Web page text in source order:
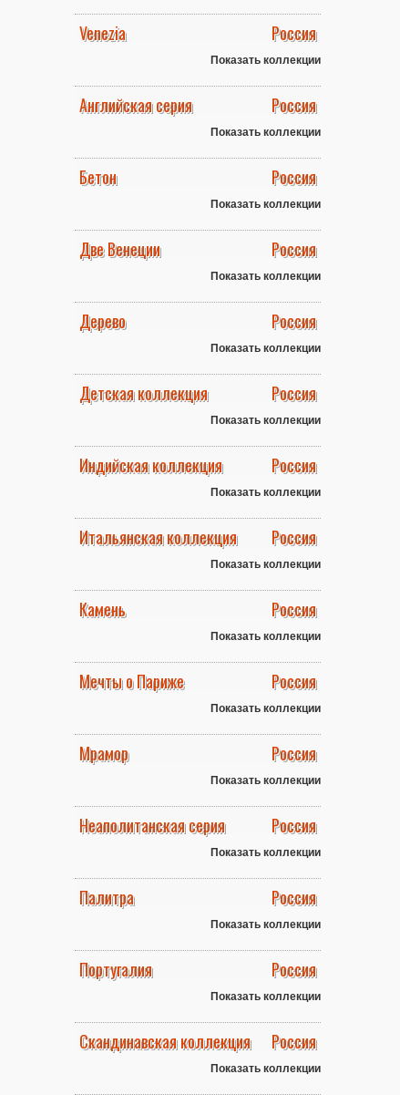
Venezia Россия
Показать коллекции
Английская серия Россия
Показать коллекции
Бетон Россия
Показать коллекции
Две Венеции Россия
Показать коллекции
Дерево Россия
Показать коллекции
Детская коллекция Россия
Показать коллекции
Индийская коллекция Россия
Показать коллекции
Итальянская коллекция Россия
Показать коллекции
Камень Россия
Показать коллекции
Мечты о Париже Россия
Показать коллекции
Мрамор Россия
Показать коллекции
Неаполитанская серия Россия
Показать коллекции
Палитра Россия
Показать коллекции
Португалия Россия
Показать коллекции
Скандинавская коллекция Россия
Показать коллекции